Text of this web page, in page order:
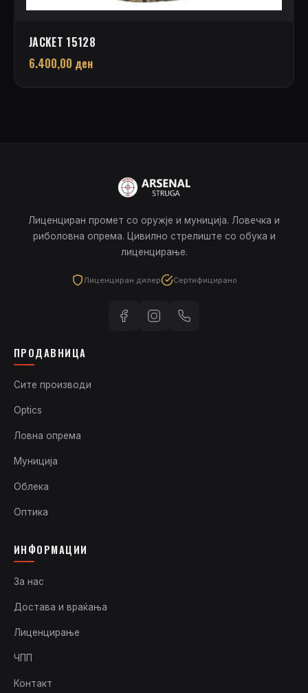
JACKET 15128
6.400,00 ден
Лиценциран промет со оружје и муниција. Ловечка и
риболовна опрема. Цивилно стрелиште со обука и
лиценцирање.
Лиценциран дилер Сертифицирано
ПРОДАВНИЦА
Сите производи
Optics
Ловна опрема
Муниција
Облека
Оптика
ИНФОРМАЦИИ
За нас
Достава и враќања
Лиценцирање
ЧПП
Контакт